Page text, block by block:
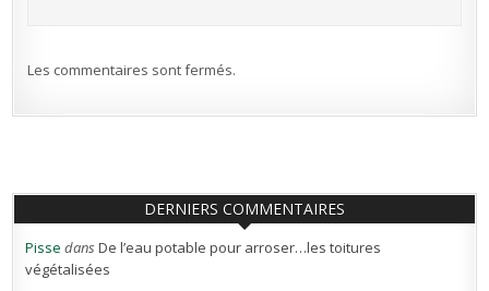
Les commentaires sont fermés.
DERNIERS COMMENTAIRES
Pisse dansDe l’eau potable pour arroser…les toitures
végétalisées